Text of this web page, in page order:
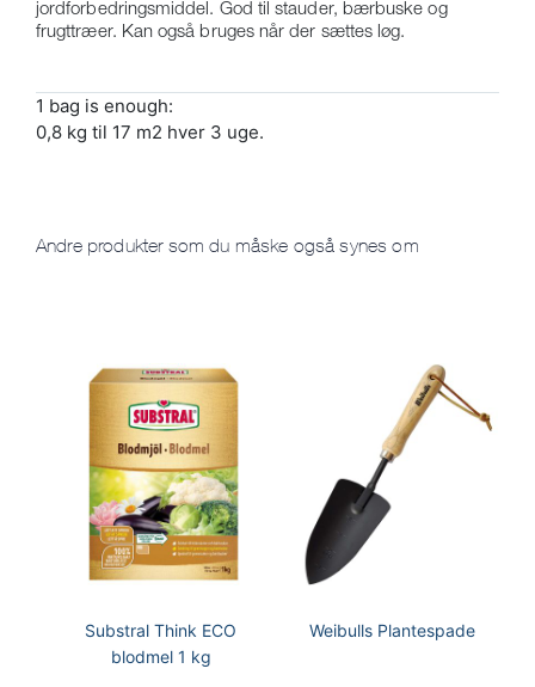
jordforbedringsmiddel. God til stauder, bærbuske og
frugttræer. Kan også bruges når der sættes løg.
1 bag is enough:
0,8 kg til 17 m2 hver 3 uge.
Andre produkter som du måske også synes om
Substral Think ECO
blodmel 1 kg
Weibulls Plantespade